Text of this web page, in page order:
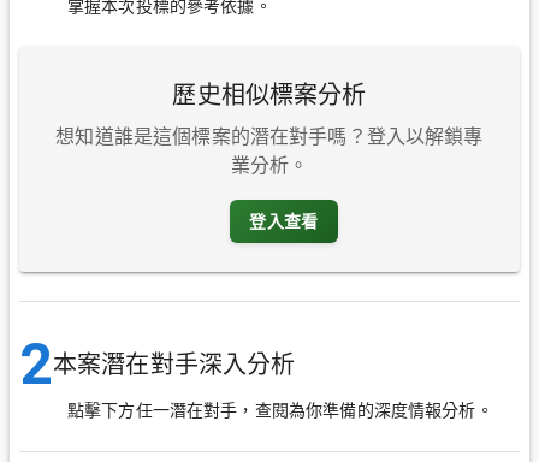
掌握本次投標的參考依據。
歷史相似標案分析
想知道誰是這個標案的潛在對手嗎？登入以解鎖專
業分析。
登入查看
2本案潛在對手深入分析
點擊下方任一潛在對手，查閱為你準備的深度情報分析。